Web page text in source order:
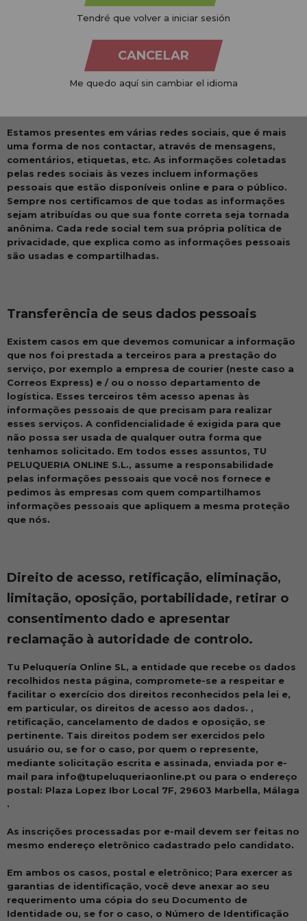
obter mais informações, visite nossapolítica de cookies
para ver quanto tempo dura no nosso site, como você
identificar se o site funciona corretamente, para resolvê-
los e melhorar o desempenho do nosso site, para
oferecer um melhor serviço a todos os nossos usuários.
Estamos presentes em várias redes sociais, que é mais
uma forma de nos contactar, através de mensagens,
comentários, etiquetas, etc. As informações coletadas
pelas redes sociais às vezes incluem informações
pessoais que estão disponíveis online e para o público.
Sempre nos certificamos de que todas as informações
sejam atribuídas ou que sua fonte correta seja tornada
anônima. Cada rede social tem sua própria política de
privacidade, que explica como as informações pessoais
são usadas e compartilhadas.
Transferência de seus dados pessoais
Existem casos em que devemos comunicar a informação
que nos foi prestada a terceiros para a prestação do
serviço, por exemplo a empresa de courier (neste caso a
Correos Express) e / ou o nosso departamento de
logística. Esses terceiros têm acesso apenas às
informações pessoais de que precisam para realizar
esses serviços. A confidencialidade é exigida para que
não possa ser usada de qualquer outra forma que
tenhamos solicitado. Em todos esses assuntos, TU
PELUQUERIA ONLINE S.L., assume a responsabilidade
pelas informações pessoais que você nos fornece e
pedimos às empresas com quem compartilhamos
informações pessoais que apliquem a mesma proteção
que nós.
Direito de acesso, retificação, eliminação,
limitação, oposição, portabilidade, retirar o
consentimento dado e apresentar
reclamação à autoridade de controlo.
Tu Peluquería Online SL, a entidade que recebe os dados
recolhidos nesta página, compromete-se a respeitar e
facilitar o exercício dos direitos reconhecidos pela lei e,
em particular, os direitos de acesso aos dados. ,
retificação, cancelamento de dados e oposição, se
pertinente. Tais direitos podem ser exercidos pelo
usuário ou, se for o caso, por quem o represente,
mediante solicitação escrita e assinada, enviada por e-
mail para info@tupeluqueriaonline.pt ou para o endereço
postal: Plaza Lopez Ibor Local 7F, 29603 Marbella, Málaga
.
As inscrições processadas por e-mail devem ser feitas no
mesmo endereço eletrônico cadastrado pelo candidato.
Em ambos os casos, postal e eletrônico; Para exercer as
garantias de identificação, você deve anexar ao seu
requerimento uma cópia do seu Documento de
Identidade ou, se for o caso, o Número de Identificação
Tendré que volver a iniciar sesión
CANCELAR
Me quedo aquí sin cambiar el idioma